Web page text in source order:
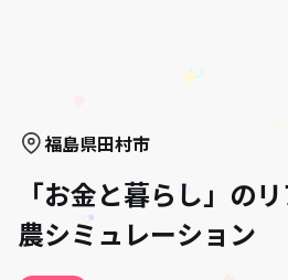
福島県田村市
「お金と暮らし」の
農シミュレーション